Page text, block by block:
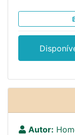
Autor: